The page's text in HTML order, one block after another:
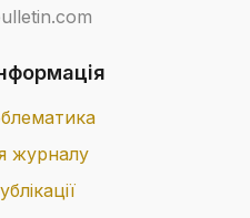
журналу